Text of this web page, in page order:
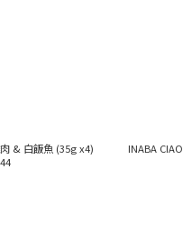
& 白飯魚 (35g x4)
INABA